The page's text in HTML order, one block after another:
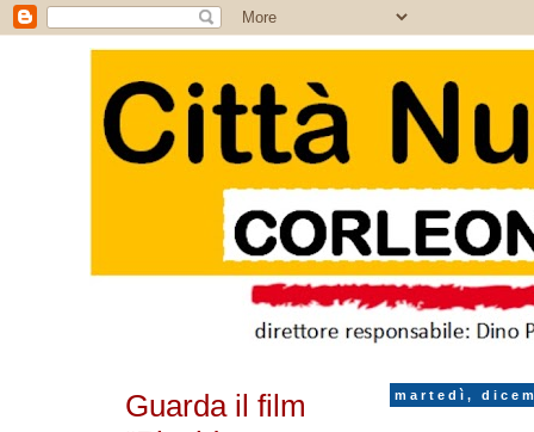
martedì,
Guarda il film